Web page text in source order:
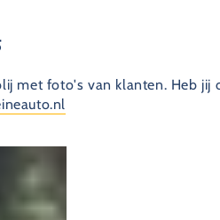
met foto's van klanten. Heb jij